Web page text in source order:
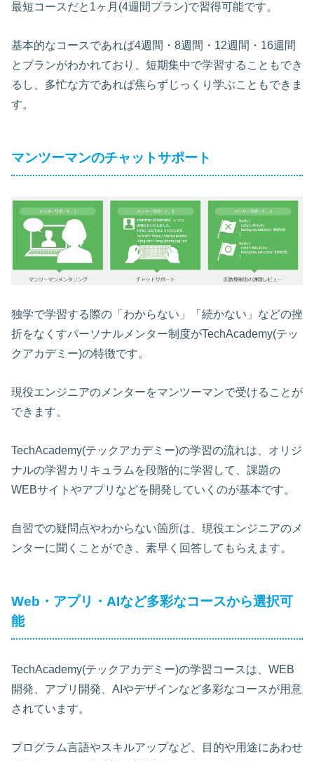
最短コースだと1ヶ月(4週間プラン)で習得可能です。
基本的なコースであれば4週間・8週間・12週間・16週間
とプランがわかれており、短期集中で学習することもでき
るし、多忙な方であれば焦らずじっくり学ぶこともできま
す。
マンツーマンのチャットサポート
独学で学習する際の「わからない」「続かない」などの挫
折をなくすパーソナルメンター制度がTechAcademy(テッ
クアカデミー)の特徴です。
現役エンジニアのメンターをマンツーマンで受けることが
できます。
TechAcademy(テックアカデミー)の学習の流れは、オリジ
ナルの学習カリキュラムを段階的に学習して、課題の
WEBサイトやアプリなどを開発していくのが基本です。
自習での疑問点やわからない箇所は、現役エンジニアのメ
ンターに聞くことができ、素早く回答してもらえます。
Web・アプリ・AIなど多彩なコースから選択可
能
TechAcademy(テックアカデミー)の学習コースは、WEB
開発、アプリ開発、AIやデザインなど多彩なコースが用意
されています。
プログラム言語やスキルアップなど、目的や用途にあわせ